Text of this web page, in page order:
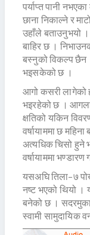
पर्याप्त पानी
छाना निकाल्ने र
उहाँले बताउनुभयो ।
बाहिर छ ।
बस्नुको विकल्प छैन
भइसकेको छ ।
आगो कसरी लागेको
भइरहेको छ ।
क्षतिको यकिन
वर्षायाममा छ
अत्यधिक चिसो हुने
वर्षायाममा
यसअघि तिला–७
नष्ट भएको थियो ।
बनेको छ ।
स्वामी सामुदायिक